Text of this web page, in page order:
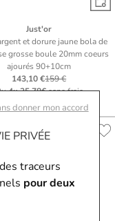
donner mon accord
PRIVÉE
traceurs
pour deux
Just'or
et dorure jaune bola de
grosse boule 20mm coeurs
ajourés 90+10cm
143,10 €159 €
4x35.78€sans frais